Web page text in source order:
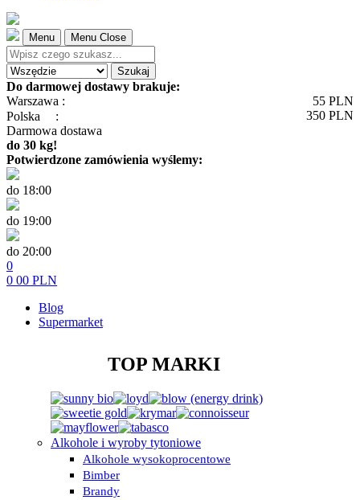
Menu Menu Close
Szukaj
Do darmowej dostawy brakuje:
Warszawa :
55 PLN
Polska
: 350 PLN
Darmowa dostawa
do 30 kg!
Potwierdzone zamówienia wyślemy:
do 18:00
do 19:00
do 20:00
0
0 00 PLN
Blog
Supermarket
TOP MARKI
Alkohole i wyroby tytoniowe
Alkohole wysokoprocentowe
Bimber
Brandy